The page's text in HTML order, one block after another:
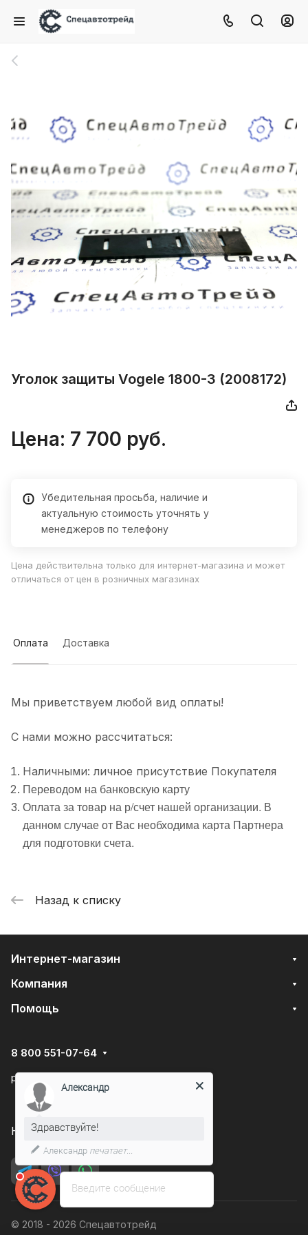
Уголок защиты Vogele 1800-3 (2008172)
Цена: 7 700 руб.
Убедительная просьба, наличие и
актуальную стоимость уточнять у
менеджеров по телефону
Цена действительна только для интернет-магазина и может
отличаться от цен в розничных магазинах
Оплата Доставка
Мы приветствуем любой вид оплаты!
С нами можно рассчитаться:
Наличными: личное присутствие Покупателя
Переводом на банковскую карту
Оплата за товар на р/счет нашей организации. В
данном случае от Вас необходима карта Партнера
для подготовки счета.
Назад к списку
Интернет-магазин
Компания
Помощь
8 800 551-07-64
podarovdr@specautotrade.pro
Нижний Новгород, Чаадаева д.10к
© 2018 - 2026 Спецавтотрейд
Введите сообщение
Александр
Здравствуйте!
Александр печатает...